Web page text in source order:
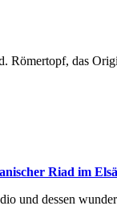
Römertopf, das
Riad im
und dessen